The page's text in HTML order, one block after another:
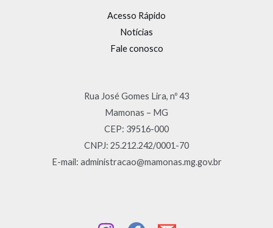
Acesso Rápido
Notícias
Fale conosco
Rua José Gomes Lira, nº 43
Mamonas – MG
CEP: 39516-000
CNPJ: 25.212.242/0001-70
E-mail: administracao@mamonas.mg.gov.br